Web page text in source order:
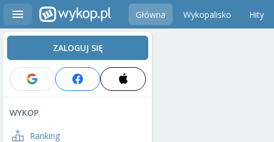
Główna Wykopalisko Hity
ZALOGUJ SIĘ
WYKOP
Ranking